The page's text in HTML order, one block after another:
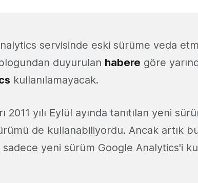
servisinde eski sürüme veda
duyurulan habere göre
kullanılamayacak.
2011 yılı Eylül ayında tanıtılan yeni
de kullanabiliyordu. Ancak artık
sadece yeni sürüm Google Analytics'i